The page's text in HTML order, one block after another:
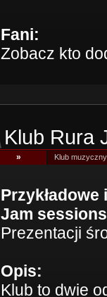
Fani:
Zobacz kto
Klub Rura
» Klub
Przykładowe
Jam sessions
Prezentacji
Opis:
Klub to dwie